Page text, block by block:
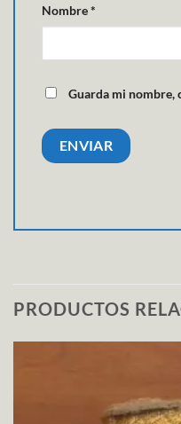
Nombre*
Guarda mi nombre,
PRODUCTOS